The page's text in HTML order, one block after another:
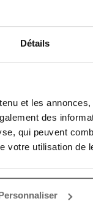
Détails
et les
des
qui peuvent
votre utilisation de